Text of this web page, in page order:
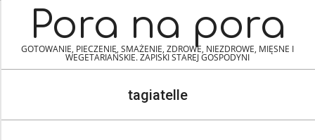
content
NavigationPora na pora
GOTOWANIE, PIECZENIE, SMAŻENIE, ZDROWE, NIEZDROWE, MIĘSNE I
WEGETARIAŃSKIE. ZAPISKI STAREJ GOSPODYNI
tagiatelle